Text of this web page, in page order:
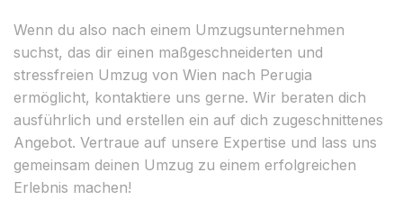
Wenn du also nach einem Umzugsunternehmen
suchst, das dir einen maßgeschneiderten und
stressfreien Umzug von Wien nach Perugia
ermöglicht, kontaktiere uns gerne. Wir beraten dich
ausführlich und erstellen ein auf dich zugeschnittenes
Angebot. Vertraue auf unsere Expertise und lass uns
gemeinsam deinen Umzug zu einem erfolgreichen
Erlebnis machen!